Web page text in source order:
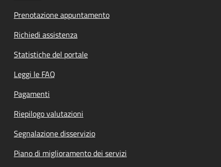
Prenotazione appuntamento
Richiedi assistenza
Statistiche del portale
Leggi le FAQ
Pagamenti
Riepilogo valutazioni
Segnalazione disservizio
Piano di miglioramento dei servizi